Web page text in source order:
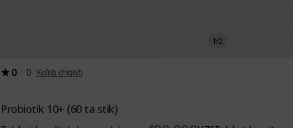
1/2
0 0 Ko‘rib chiqish
Probiotik 10+ (60 ta stik)